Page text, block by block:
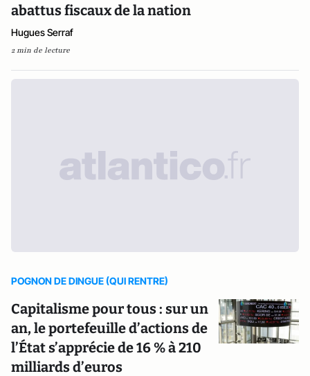
abattus fiscaux de la nation
Hugues Serraf
2 min de lecture
POGNON DE DINGUE (QUI RENTRE)
Capitalisme pour tous : sur un
an, le portefeuille d’actions de
l’État s’apprécie de 16 % à 210
milliards d’euros